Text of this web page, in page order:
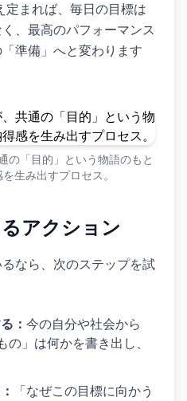
定まれば、毎日の目標は
、最高のパフォーマンス
準備」へと変わります
の「目的」という物語のもと
生み出すプロセス。
アクション
なら、次のステップを試
： 今の自分や社会から
の」は何かを書き出し、
「なぜこの目標に向かう